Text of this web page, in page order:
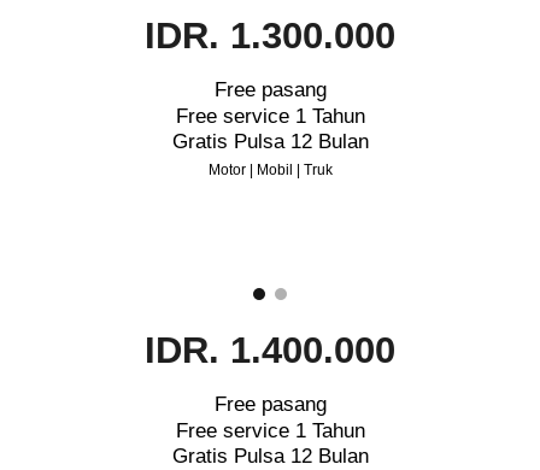
IDR. 1.300.000
Free pasang
Free service 1 Tahun
Gratis Pulsa 12 Bulan
Motor | Mobil | Truk
IDR. 1.400.000
Free pasang
Free service 1 Tahun
Gratis Pulsa 12 Bulan